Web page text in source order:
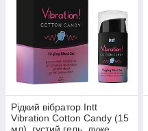
Рідкий вібратор Intt
Vibration Cotton Candy (15
мл), густий гель, дуже